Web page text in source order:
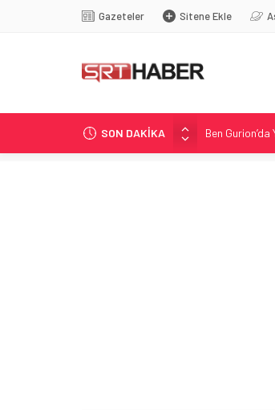
Gazeteler Sitene Ekle
SON DAKİKA
Ben
Tahliye